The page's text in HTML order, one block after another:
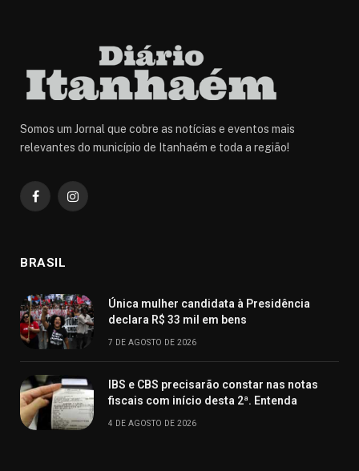
Somos um Jornal que cobre as notícias e eventos mais
relevantes do município de Itanhaém e toda a região!
FacebookInstagram
BRASIL
Única mulher candidata à Presidência
declara R$ 33 mil em bens
7 DE AGOSTO DE 2026
IBS e CBS precisarão constar nas notas
fiscais com início desta 2ª. Entenda
4 DE AGOSTO DE 2026